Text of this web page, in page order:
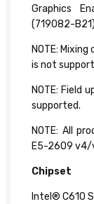
Graphics
(719082-
NOTE:
is not
NOTE: Field
supported.
NOTE: All
E5-2609
Chipset
Intel® C610